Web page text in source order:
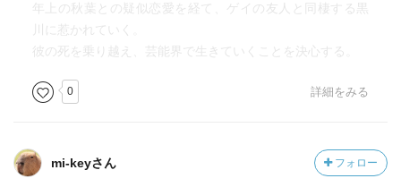
年上の秋葉との疑似恋愛を経て、ゲイの友人と同棲する黒
川に惹かれていく。
彼の死を乗り越え、芸能界で生きていくことを決心する。
0 詳細をみる
mi-keyさん フォロー